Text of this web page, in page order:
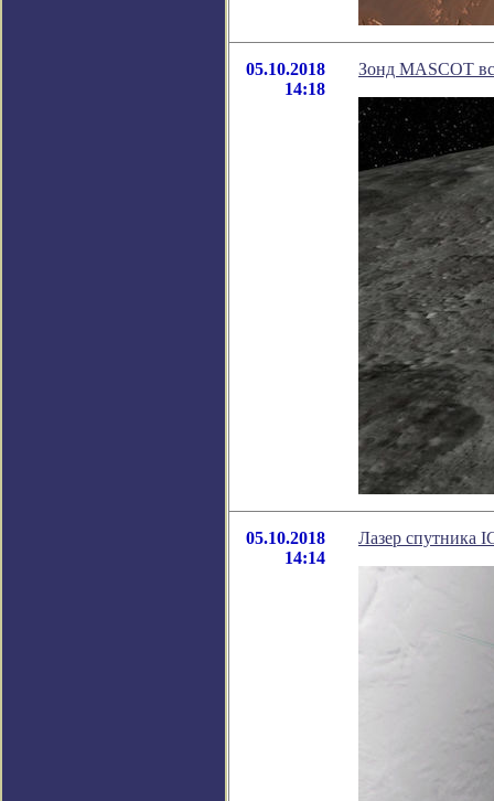
05.10.2018
14:18
Зонд MASCOT
05.10.2018
14:14
Лазер спутника